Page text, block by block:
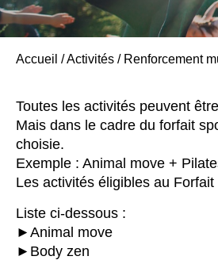
Accueil /Activités / Renforcement
Toutes les activités peuvent
Mais dans le cadre du forfait
choisie.
Exemple : Animal move +
Les activités éligibles au
Liste ci-dessous :
►Animal move
►Body zen